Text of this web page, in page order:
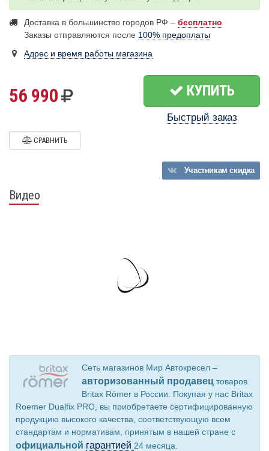
Доставка в большинство городов РФ – бесплатно
Заказы отправляются после 100% предоплаты
Адрес и время работы магазина
56 990 КУПИТЬ
Быстрый заказ
СРАВНИТЬ
Участникамскидка
Видео
Сеть магазинов Мир Автокресел –
авторизованный продавец товаров
Britax Römer в России. Покупая у нас Britax
Roemer Dualfix PRO, вы приобретаете сертифицированную
продукцию высокого качества, соответствующую всем
стандартам и нормативам, принятым в нашей стране с
официальной гарантией 24 месяца.